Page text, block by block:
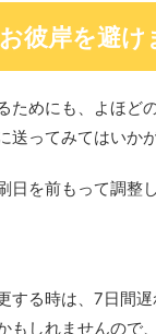
彼岸を避け
ためにも、よほど
送ってみてはいか
日を前もって調整
する時は、7日間
もしれませんので